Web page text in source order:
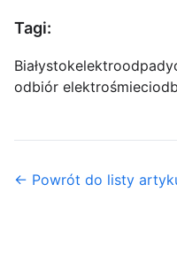
Tagi:
Białystokelektroodpady
odbiór elektrośmieci
← Powrót do listy